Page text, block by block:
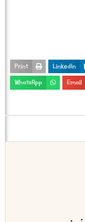
LinkedIn
Print
Email
WhatsApp